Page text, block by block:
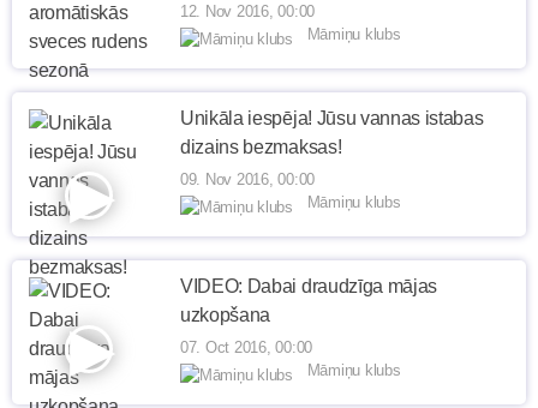
12. Nov 2016, 00:00
Māmiņu klubs
Unikāla iespēja! Jūsu vannas istabas
dizains bezmaksas!
09. Nov 2016, 00:00
Māmiņu klubs
VIDEO: Dabai draudzīga mājas
uzkopšana
07. Oct 2016, 00:00
Māmiņu klubs